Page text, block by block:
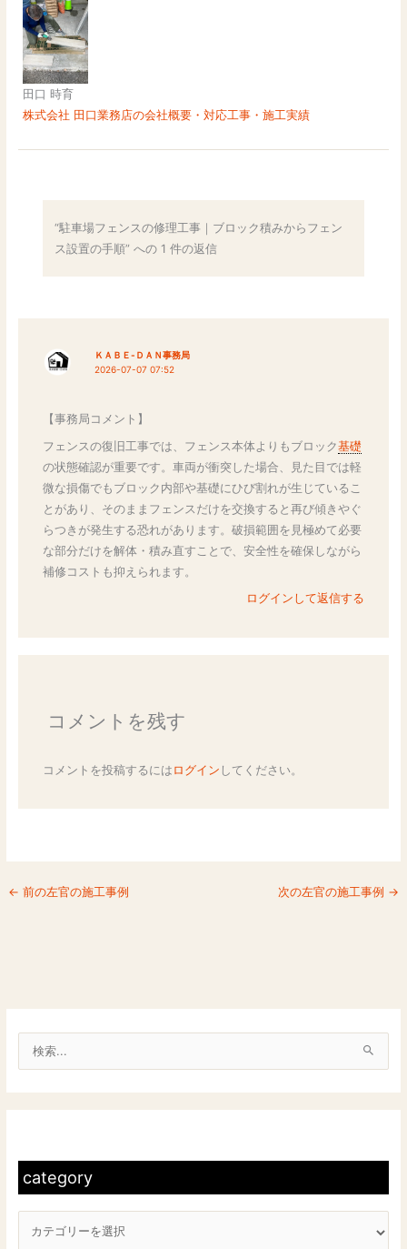
田口 時育
株式会社 田口業務店の会社概要・対応工事・施工実績
“駐車場フェンスの修理工事｜ブロック積みからフェン
ス設置の手順” への 1 件の返信
ＫＡＢＥ-ＤＡＮ事務局
2026-07-07 07:52
【事務局コメント】
フェンスの復旧工事では、フェンス本体よりもブロック基礎
の状態確認が重要です。車両が衝突した場合、見た目では軽
微な損傷でもブロック内部や基礎にひび割れが生じているこ
とがあり、そのままフェンスだけを交換すると再び傾きやぐ
らつきが発生する恐れがあります。破損範囲を見極めて必要
な部分だけを解体・積み直すことで、安全性を確保しながら
補修コストも抑えられます。
ログインして返信する
コメントを残す
コメントを投稿するには ログイン してください。
← 前の左官の施工事例 次の左官の施工事例 →
category
g